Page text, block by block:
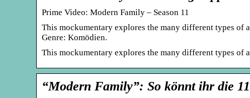
Prime Video: Modern Family – Season 11
This mockumentary explores the many different types of
Genre: Komödien.
This mockumentary explores the many different types of
“Modern Family”: So könnt ihr die